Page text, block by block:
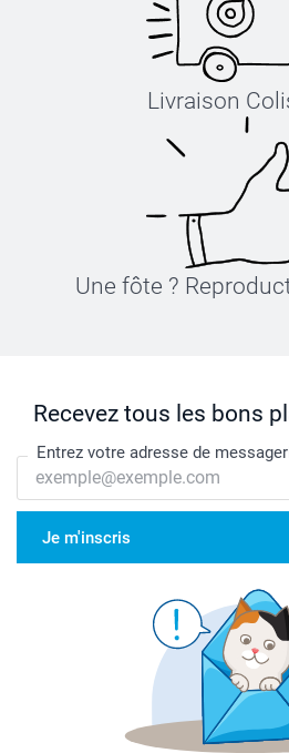
Livraison
Une fôte ?
Recevez tous les bons
Entrez votre adresse de
Je m'inscris